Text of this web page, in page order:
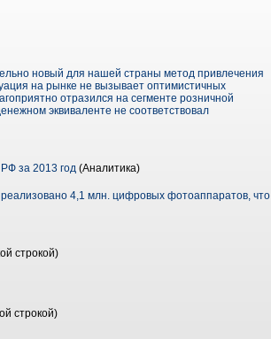
новый для нашей страны метод привлечения
на рынке не вызывает оптимистичных
отразился на сегменте розничной
эквиваленте не соответствовал
за 2013 год (Аналитика)
4,1 млн. цифровых фотоаппаратов, что
строкой)
строкой)